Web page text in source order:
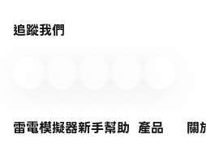
追蹤我們
雷電模擬器新手幫助 產品 關